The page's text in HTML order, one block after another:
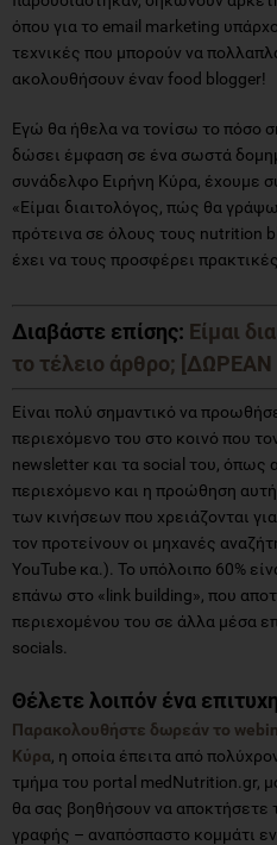
όπου για το email marketing
τεχνικές που μπορούν να
ακολουθήσουν έναν food blogger!
Εγώ θα ήθελα να τονίσω το πόσο
δώσει έμφαση σε ένα σωστά
συνάδελφο Ειρήνη Κύρα, έχουμε
«Είμαι διαιτολόγος, πώς θα
πρότεινα σε όλους τους nutrition
έχει να τους προσφέρει
Διαβάστε επίσης: Είμαι
το τέλειο άρθρο; [ΔΩΡΕΑΝ
Είναι πολύ σημαντικό να
περιεχόμενο του στο κοινό που
newsletter και τα social του, όπως
περιεχόμενο και η προώθηση
των κινήσεων που χρειάζονται
τον προτείνουν οι μηχανές
YouTube κα.). Το υπόλοιπο 60%
επάνω στο «link building», που
περιεχομένου του σε άλλα μέσα
socials.
Θέλετε λοιπόν ένα
Παρακολουθήστε δωρεάν το
Κύρα, η οποία έπειτα από
τμήμα του portal medNutrition.gr,
θα σας βοηθήσουν να αποκτήσετε
γραφής – αναπόσπαστο κομμάτι